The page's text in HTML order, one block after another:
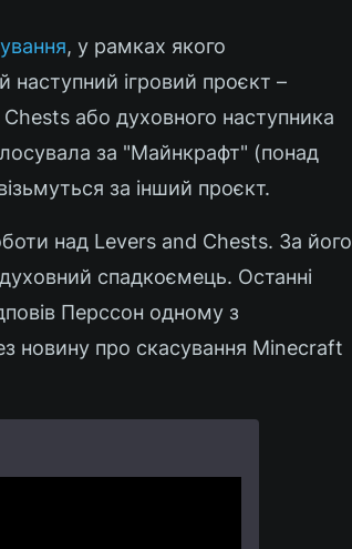
, у рамках якого
наступний ігровий проєкт –
або духовного наступника
за "Майнкрафт" (понад
за інший проєкт.
над Levers and Chests. За його
спадкоємець. Останні
Перссон одному з
новину про скасування Minecraft